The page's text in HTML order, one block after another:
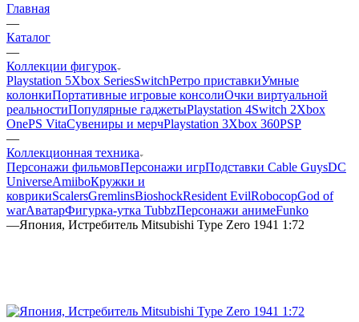
Главная
—
Каталог
—
Коллекции фигурок
Playstation 5Xbox SeriesSwitchРетро приставкиУмные
колонкиПортативные игровые консолиОчки виртуальной
реальностиПопулярные гаджетыPlaystation 4Switch 2Xbox
OnePS VitaСувениры и мерчPlaystation 3Xbox 360PSP
—
Коллекционная техника
Персонажи фильмовПерсонажи игрПодставки Cable GuysDC
UniverseAmiiboКружки и
коврикиScalersGremlinsBioshockResident EvilRobocopGod of
warАватарФигурка-утка TubbzПерсонажи анимеFunko
—Япония, Истребитель Mitsubishi Type Zero 1941 1:72